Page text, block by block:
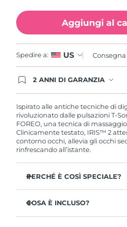
Aggiungi al
Spedire a: US
2 ANNI DI GARANZIA
che, in caso di difetti nei
acquisto, FOREO sostituirà
gratuitamente.
Ispirato alle antiche tecniche di
rivoluzionato dalle pulsazioni T-
FOREO, una tecnica di
Clinicamente testato, IRIS™ 2
contorno occhi, allevia gli occhi
rinfrescando all’istante.
PERCHÉ È COSÌ SPECIALE?
ed efficace per il contorno occhi.
3,5 volte più efficace nel
COSA È INCLUSO?
Turchia
Emirati Arabi Uniti
Regno Unito
Stati Uniti
Uzbekistan
Vietnam